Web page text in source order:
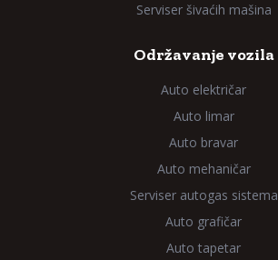
Serviser šivaćih mašina
Održavanje vozila
Auto električar
Auto limar
Auto bravar
Auto mehaničar
Serviser autogas sistema
Auto grafičar
Auto tapetar